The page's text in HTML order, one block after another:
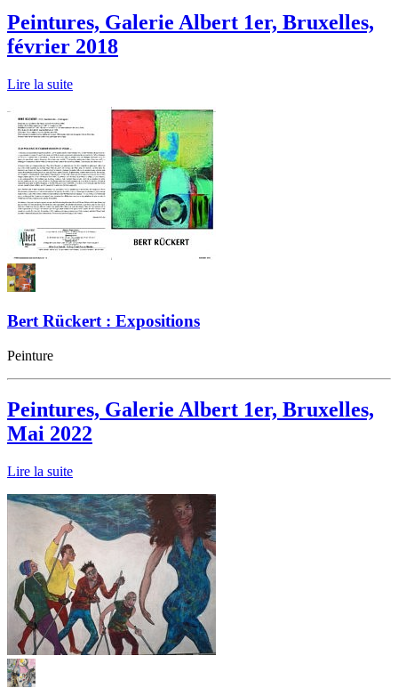
Peintures, Galerie Albert 1er, Bruxelles,
février 2018
Lire la suite
Bert Rückert : Expositions
Peinture
Peintures, Galerie Albert 1er, Bruxelles,
Mai 2022
Lire la suite